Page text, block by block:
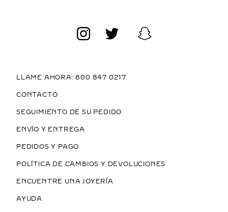
LLAME AHORA: 800 847 0217
CONTACTO
SEGUIMIENTO DE SU PEDIDO
ENVÍO Y ENTREGA
PEDIDOS Y PAGO
POLÍTICA DE CAMBIOS Y DEVOLUCIONES
ENCUENTRE UNA JOYERÍA
AYUDA